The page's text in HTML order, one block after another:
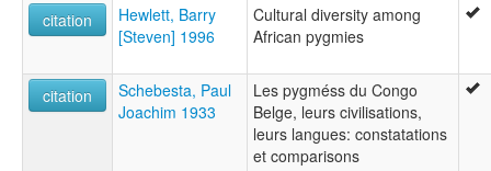
citation
Hewlett, Barry
[Steven] 1996
Cultural diversity among
African pygmies
citation
Schebesta, Paul
Joachim 1933
Les pygméss du Congo
Belge, leurs civilisations,
leurs langues: constatations
et comparisons